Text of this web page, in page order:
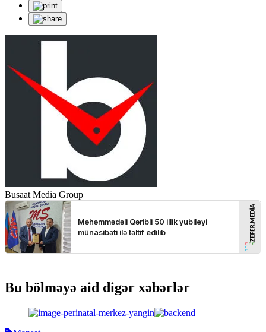
Busaat Media Group
Bu bölməyə aid digər xəbərlər